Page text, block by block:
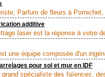
Parfum de fleurs à
additive
laser est la réponse à votre
une équipe composée d'un
pour sol et mur en IDF
grand spécialiste des faïences,